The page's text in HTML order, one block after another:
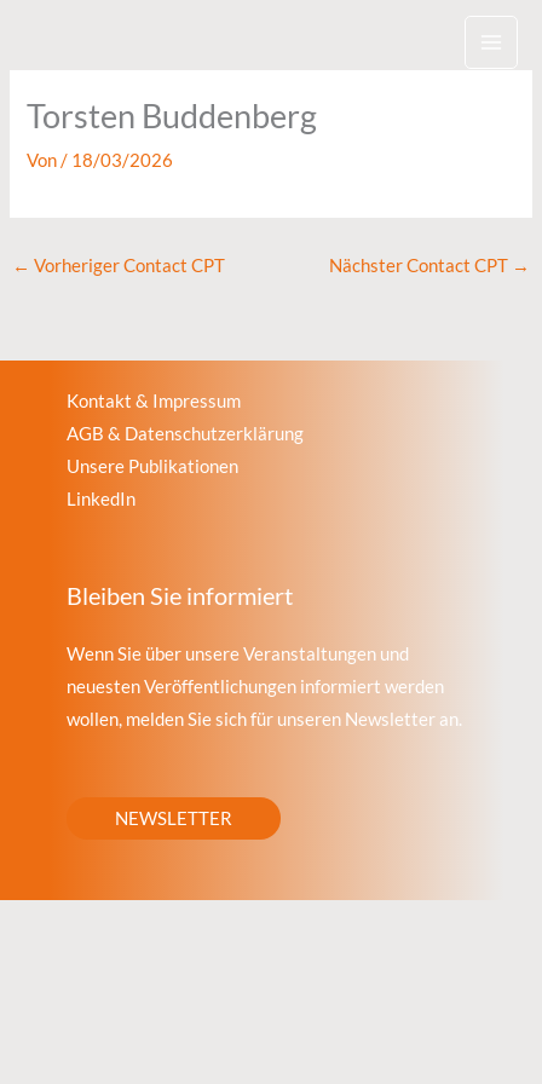
Torsten Buddenberg
Von/ 18/03/2026
← Vorheriger Contact CPT Nächster Contact CPT →
Kontakt & Impressum
AGB & Datenschutzerklärung
Unsere Publikationen
LinkedIn
Bleiben Sie informiert
Wenn Sie über unsere Veranstaltungen und
neuesten Veröffentlichungen informiert werden
wollen, melden Sie sich für unseren Newsletter an.
NEWSLETTER